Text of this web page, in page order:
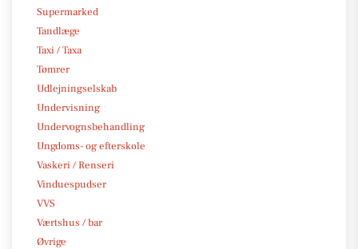
Supermarked
Tandlæge
Taxi / Taxa
Tømrer
Udlejningselskab
Undervisning
Undervognsbehandling
Ungdoms- og efterskole
Vaskeri / Renseri
Vinduespudser
VVS
Værtshus / bar
Øvrige